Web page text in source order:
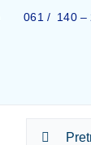
061 / 140 –
Search